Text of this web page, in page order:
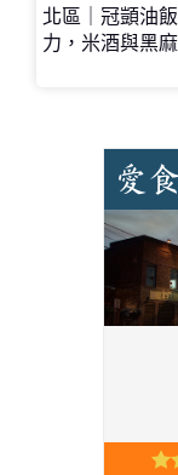
北區｜冠顗油
力，米酒與黑